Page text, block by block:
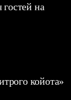
на
койота»